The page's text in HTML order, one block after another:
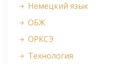
Немецкий язык
ОБЖ
ОРКСЭ
Технология